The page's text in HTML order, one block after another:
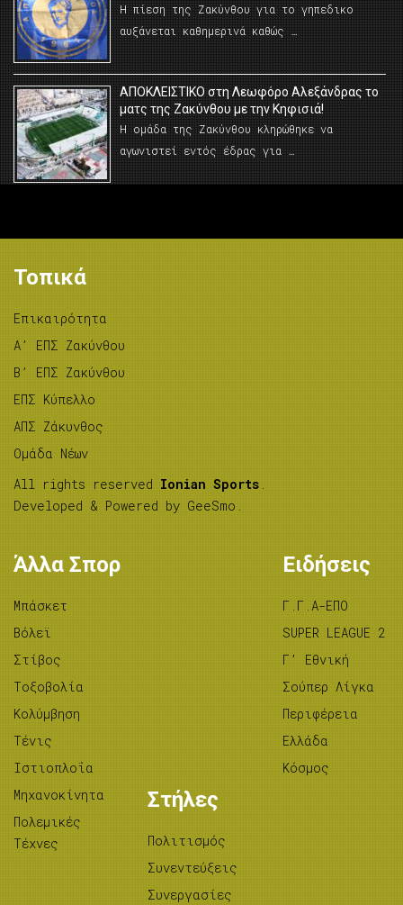
Η πίεση της Ζακύνθου για το γηπεδικο
αυξάνεται καθημερινά καθώς …
AΠΟΚΛΕΙΣΤΙΚΟ στη Λεωφόρο Αλεξάνδρας το
ματς της Ζακύνθου με την Κηφισιά!
Η ομάδα της Ζακύνθου κληρώθηκε να
αγωνιστεί εντός έδρας για …
Τοπικά
Επικαιρότητα
A’ ΕΠΣ Ζακύνθου
B’ ΕΠΣ Ζακύνθου
ΕΠΣ Κύπελλο
ΑΠΣ Ζάκυνθος
Ομάδα Νέων
All rights reserved Ionian Sports .
Developed & Powered by GeeSmo .
Άλλα Σπορ
Μπάσκετ
Βόλεϊ
Στίβος
Tοξοβολία
Κολύμβηση
Τένις
Ιστιοπλοΐα
Μηχανοκίνητα
Πολεμικές
Τέχνες
Ειδήσεις
Γ.Γ.Α-ΕΠΟ
SUPER LEAGUE 2
Γ’ Εθνική
Σούπερ Λίγκα
Περιφέρεια
Ελλάδα
Κόσμος
Στήλες
Πολιτισμός
Συνεντεύξεις
Συνεργασίες